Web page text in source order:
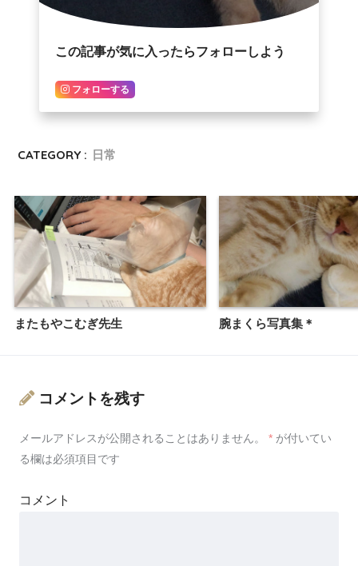
この記事が気に入ったらフォローしよう
フォローする
CATEGORY : 日常
またもやこむぎ先生 腕まくら写真集＊
コメントを残す
メールアドレスが公開されることはありません。 * が付いてい
る欄は必須項目です
コメント